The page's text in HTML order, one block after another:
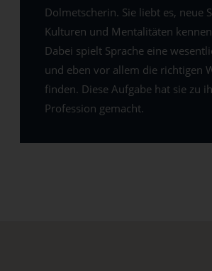
Dolmetscherin. Sie liebt es, neue
Kulturen und Mentalitäten
Dabei spielt Sprache eine
und eben vor allem die richtigen
finden. Diese Aufgabe hat sie zu
Profession gemacht.